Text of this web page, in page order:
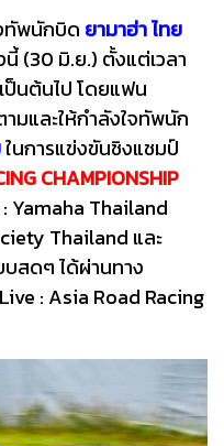
ทัพนักบิด ยามาฮ่า ไทย
(30 มิ.ย.) ตั้งแต่เวลา
ป็นต้นไป โดยแฟน
มและให้กำลังใจทัพนัก
ในการแข่งขันชิงแชมป์
CHAMPIONSHIP
Yamaha Thailand
Thailand และ
สดๆ ได้ผ่านทาง
: Asia Road Racing